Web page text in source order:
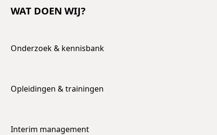
WAT DOEN WIJ?
Onderzoek & kennisbank
Opleidingen & trainingen
Interim management